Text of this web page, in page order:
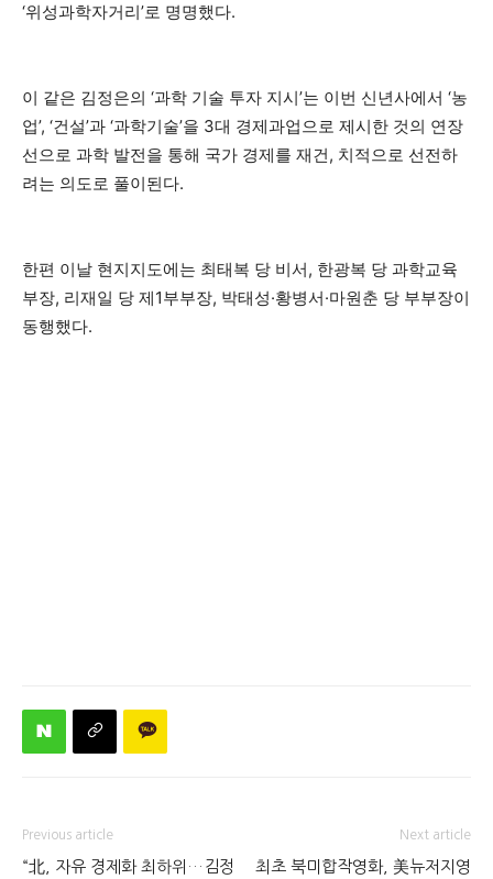
‘위성과학자거리’로 명명했다.
이 같은 김정은의 ‘과학 기술 투자 지시’는 이번 신년사에서 ‘농
업’, ‘건설’과 ‘과학기술’을 3대 경제과업으로 제시한 것의 연장
선으로 과학 발전을 통해 국가 경제를 재건, 치적으로 선전하
려는 의도로 풀이된다.
한편 이날 현지지도에는 최태복 당 비서, 한광복 당 과학교육
부장, 리재일 당 제1부부장, 박태성·황병서·마원춘 당 부부장이
동행했다.
Previous article
“北, 자유 경제화 최하위…김정
Next article
최초 북미합작영화, 美뉴저지영